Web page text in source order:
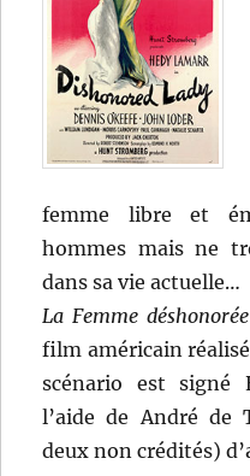
femme libre et
hommes mais ne
dans sa vie actuelle…
La Femme déshonorée
film américain
scénario est signé
l’aide de André de
deux non crédités)